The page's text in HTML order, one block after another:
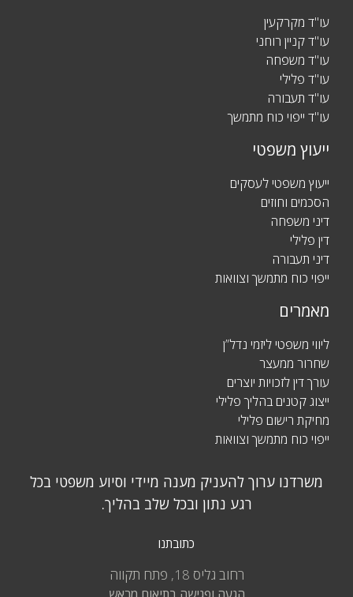
עו"ד מקרקעין
עו"ד קניין רוחני
עו"ד משפחה
עו"ד פלילי
עו"ד תעבורה
עו"ד ייפוי כוח מתמשך
ייעוץ משפטי
ייעוץ משפטי לעסקים
הסכמים וחוזים
דיני משפחה
דין פלילי
דיני תעבורה
ייפוי כוח מתמשך וצוואות
מאמרים
ליווי משפטי ליזמי נדל”ן
שחרור ממעצר
עורך דין לזכויות יוצרים
ייצוג קטנים בהליך פלילי
מחיקת רישום פלילי
ייפוי כוח מתמשך וצוואות
משרדנו ערוך להעניק מענה מיידי וסיוע משפטי בכל
רגע נתון ובכל שלב בהליך.
כתובתנו
רחוב גליס 18, פתח תקווה